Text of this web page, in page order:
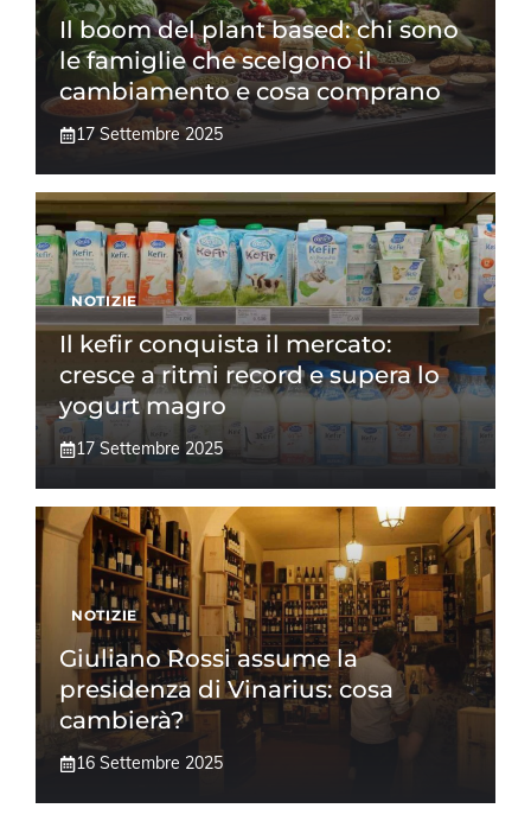
Il boom del plant based: chi sono
le famiglie che scelgono il
cambiamento e cosa comprano
17 Settembre 2025
NOTIZIE
Il kefir conquista il mercato:
cresce a ritmi record e supera lo
yogurt magro
17 Settembre 2025
NOTIZIE
Giuliano Rossi assume la
presidenza di Vinarius: cosa
cambierà?
16 Settembre 2025